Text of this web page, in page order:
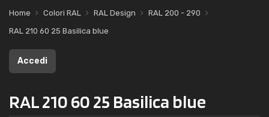
Home Colori RAL RAL Design
RAL 200 - 290
RAL 210 60 25 Basilica blue
Accedi
RAL 210 60 25 Basilica blue